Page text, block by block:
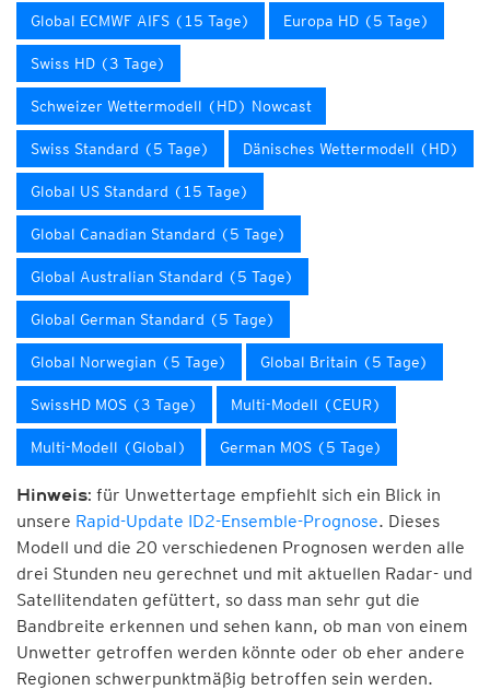
Global ECMWF AIFS (15 Tage) Europa HD (5 Tage)
Swiss HD (3 Tage)
Schweizer Wettermodell (HD) Nowcast
Swiss Standard (5 Tage) Dänisches Wettermodell (HD)
Global US Standard (15 Tage)
Global Canadian Standard (5 Tage)
Global Australian Standard (5 Tage)
Global German Standard (5 Tage)
Global Norwegian (5 Tage) Global Britain (5 Tage)
SwissHD MOS (3 Tage) Multi-Modell (CEUR)
Multi-Modell (Global) German MOS (5 Tage)
Hinweis: für Unwettertage empfiehlt sich ein Blick in
unsere Rapid-Update ID2-Ensemble-Prognose. Dieses
Modell und die 20 verschiedenen Prognosen werden alle
drei Stunden neu gerechnet und mit aktuellen Radar- und
Satellitendaten gefüttert, so dass man sehr gut die
Bandbreite erkennen und sehen kann, ob man von einem
Unwetter getroffen werden könnte oder ob eher andere
Regionen schwerpunktmäßig betroffen sein werden.